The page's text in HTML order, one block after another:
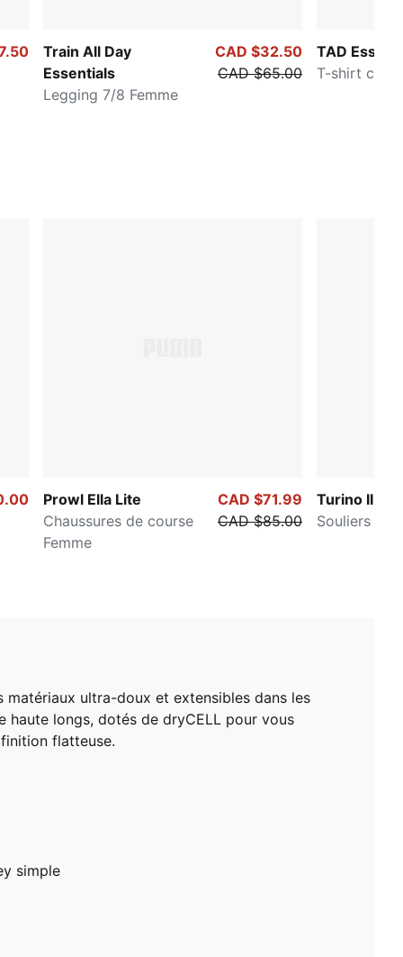
Train All Day
Essentials
Legging 7/8 Femme
CAD $32.50
CAD $65.00
TAD
T-shirt
Prowl Ella Lite
Chaussures de course
Femme
CAD $71.99
CAD $85.00
Turino II
Souliers
ultra-doux et extensibles dans les
longs, dotés de dryCELL pour vous
flatteuse.
simple